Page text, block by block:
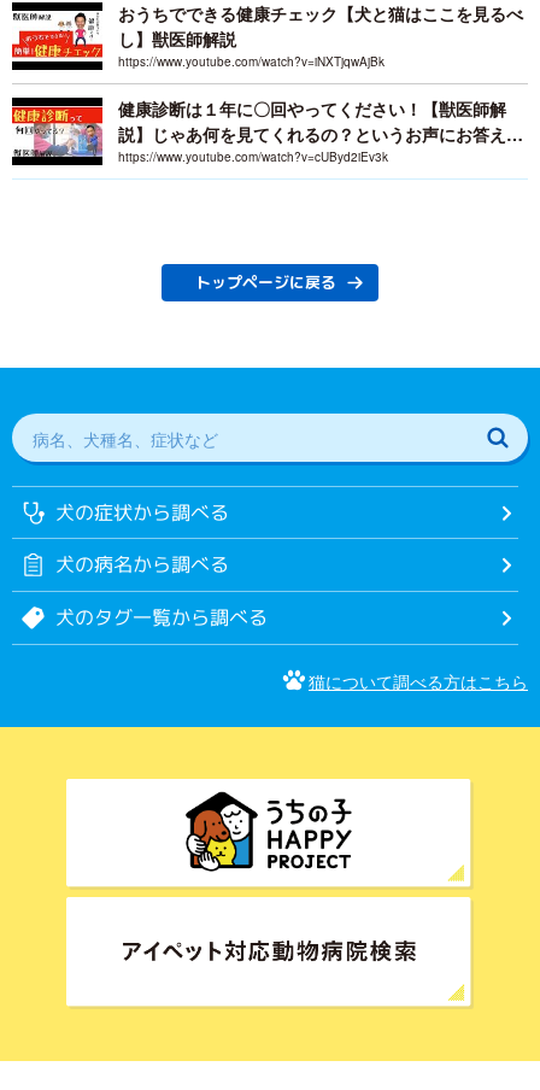
おうちでできる健康チェック【犬と猫はここを見るべ
し】獣医師解説
https://www.youtube.com/watch?v=iNXTjqwAjBk
健康診断は１年に〇回やってください！【獣医師解
説】じゃあ何を見てくれるの？というお声にお答えし
ます！
https://www.youtube.com/watch?v=cUByd2iEv3k
トップページに戻る
犬の症状から調べる
犬の病名から調べる
犬のタグ一覧から調べる
猫について調べる方はこちら